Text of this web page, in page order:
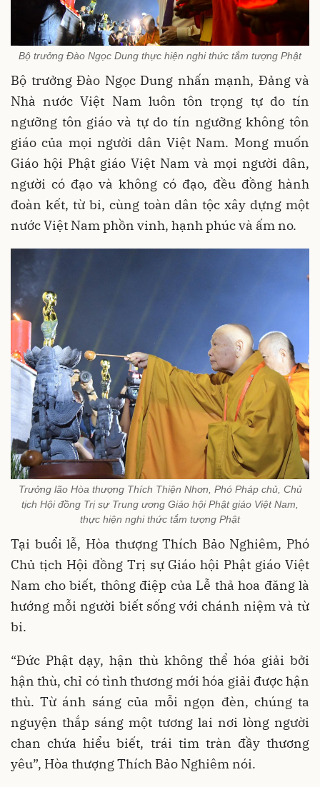
Bộ trưởng Đào Ngọc Dung thực hiện nghi thức tắm tượng Phật
Bộ trưởng Đào Ngọc Dung nhấn mạnh, Đảng và
Nhà nước Việt Nam luôn tôn trọng tự do tín
ngưỡng tôn giáo và tự do tín ngưỡng không tôn
giáo của mọi người dân Việt Nam. Mong muốn
Giáo hội Phật giáo Việt Nam và mọi người dân,
người có đạo và không có đạo, đều đồng hành
đoàn kết, từ bi, cùng toàn dân tộc xây dựng một
nước Việt Nam phồn vinh, hạnh phúc và ấm no.
Trưởng lão Hòa thượng Thích Thiện Nhơn, Phó Pháp chủ, Chủ
tịch Hội đồng Trị sự Trung ương Giáo hội Phật giáo Việt Nam,
thực hiện nghi thức tắm tượng Phật
Tại buổi lễ, Hòa thượng Thích Bảo Nghiêm, Phó
Chủ tịch Hội đồng Trị sự Giáo hội Phật giáo Việt
Nam cho biết, thông điệp của Lễ thả hoa đăng là
hướng mỗi người biết sống với chánh niệm và từ
bi.
“Đức Phật dạy, hận thù không thể hóa giải bởi
hận thù, chỉ có tình thương mới hóa giải được hận
thù. Từ ánh sáng của mỗi ngọn đèn, chúng ta
nguyện thắp sáng một tương lai nơi lòng người
chan chứa hiểu biết, trái tim tràn đầy thương
yêu”, Hòa thượng Thích Bảo Nghiêm nói.